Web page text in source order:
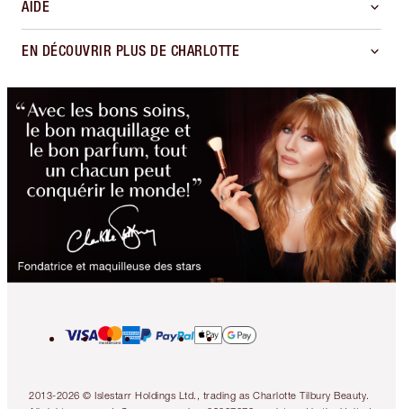
AIDE
EN DÉCOUVRIR PLUS DE CHARLOTTE
2013-2026 © Islestarr Holdings Ltd., trading as Charlotte Tilbury Beauty.